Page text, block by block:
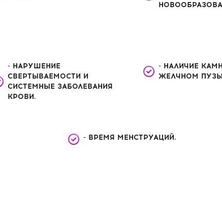
- НАРУШЕНИЕ
СВЕРТЫВАЕМОСТИ И
СИСТЕМНЫЕ ЗАБОЛЕВАНИЯ
КРОВИ.
- НАЛИЧИЕ
ЖЕЛЧНОМ
- ВРЕМЯ МЕНСТРУАЦИЙ.